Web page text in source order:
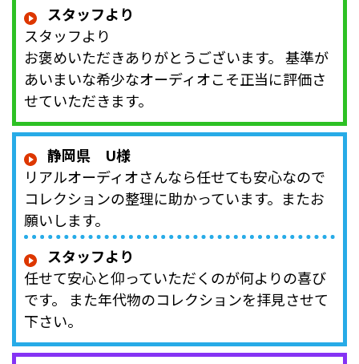
スタッフより
スタッフより
お褒めいただきありがとうございます。 基準が
あいまいな希少なオーディオこそ正当に評価さ
せていただきます。
静岡県 U様
リアルオーディオさんなら任せても安心なので
コレクションの整理に助かっています。またお
願いします。
スタッフより
任せて安心と仰っていただくのが何よりの喜び
です。 また年代物のコレクションを拝見させて
下さい。